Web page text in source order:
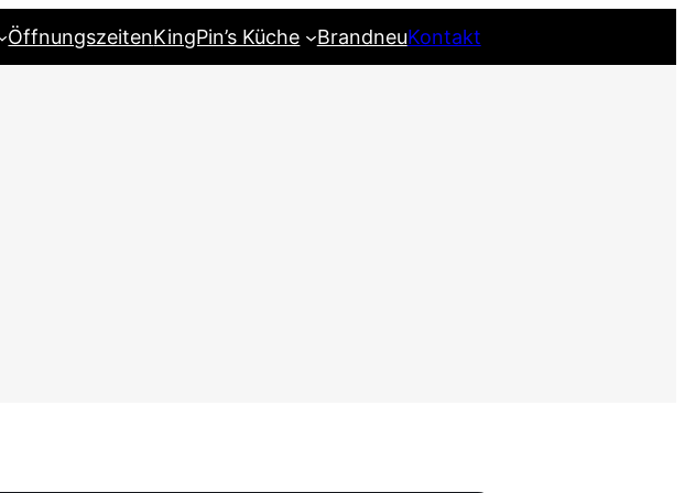
ÖffnungszeitenKingPin’s Küche BrandneuKontakt